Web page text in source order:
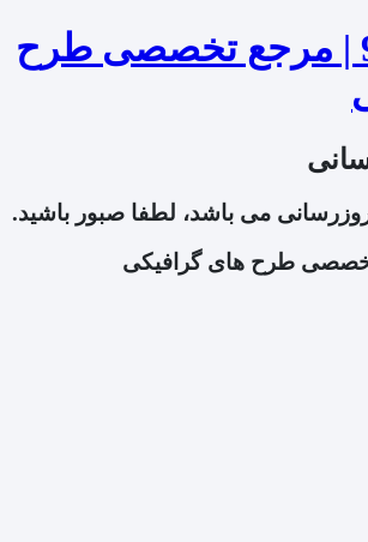
می باشد، لطفا صبور باشید.